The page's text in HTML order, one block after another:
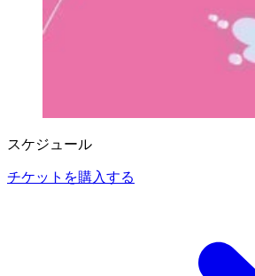
スケジュール
チケットを購入する